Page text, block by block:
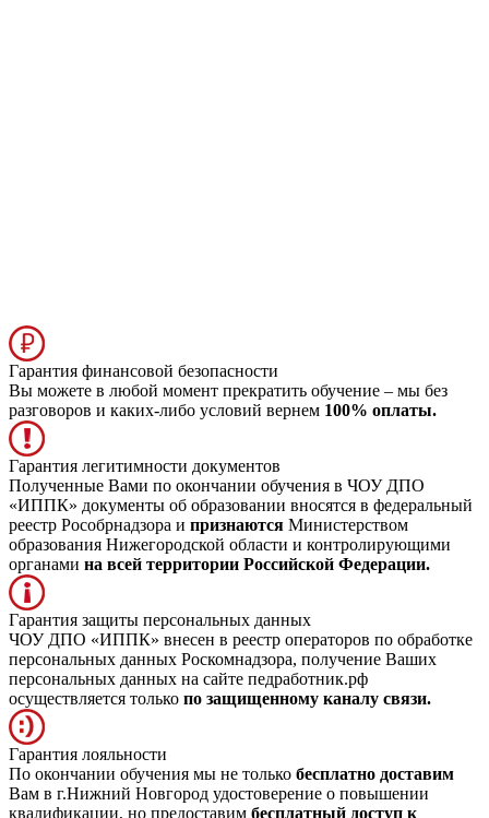
Гарантия финансовой безопасности
Вы можете в любой момент прекратить обучение – мы без
разговоров и каких-либо условий вернем 100% оплаты.
Гарантия легитимности документов
Полученные Вами по окончании обучения в ЧОУ ДПО
«ИППК» документы об образовании вносятся в федеральный
реестр Рособрнадзора и признаются Министерством
образования Нижегородской области и контролирующими
органами на всей территории Российской Федерации.
Гарантия защиты персональных данных
ЧОУ ДПО «ИППК» внесен в реестр операторов по обработке
персональных данных Роскомнадзора, получение Ваших
персональных данных на сайте педработник.рф
осуществляется только по защищенному каналу связи.
Гарантия лояльности
По окончании обучения мы не только бесплатно доставим
Вам в г.Нижний Новгород удостоверение о повышении
квалификации, но предоставим бесплатный доступ к